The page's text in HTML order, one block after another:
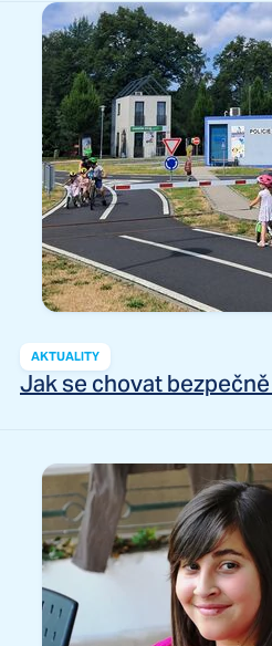
AKTUALITY
Jak se chovat